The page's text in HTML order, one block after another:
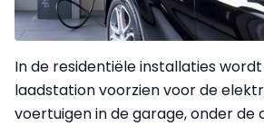
In de residentiële installaties
laadstation voorzien voor de
voertuigen in de garage, onder